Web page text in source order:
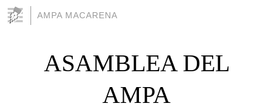
AMPA MACARENA
ASAMBLEA DEL
AMPA